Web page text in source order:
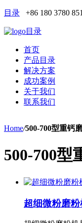
目录 +86 180 3780
目录
首页
产品目录
解决方案
成功案例
关于我们
联系我们
Home/500-700型重钙
500-700型
超细微粉磨粉